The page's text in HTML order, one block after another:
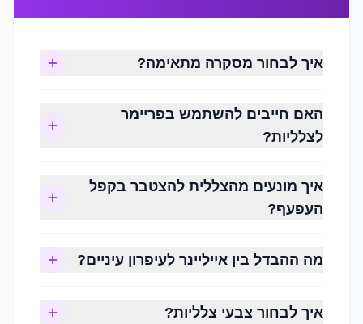
יצירת מראה טבעי או דרמטי
מריחה נוחה ואחידה
הפחתת מריחות במהלך היום
צלליות מוסיפות עומק, צבע והצללה לעפעפיים.
איך לבחור מסקרה מתאימה?
האם חייבים להשתמש בפריימר
לצלליות?
איך מונעים מהצללית להצטבר בקפל
העפעף?
מה ההבדל בין אייליינר לעיפרון עיניים?
איך לבחור צבעי צלליות?